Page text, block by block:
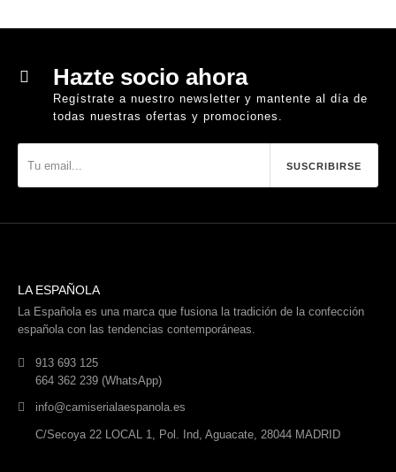
Hazte socio ahora
Regístrate a nuestro newsletter y mantente al día de
todas nuestras ofertas y promociones.
SUSCRIBIRSE
LA ESPAÑOLA
La Española es una marca que fusiona la tradición de la confección
española con las tendencias contemporáneas.
913 693 125
664 362 239 (WhatsApp)
info@camiserialaespanola.es
C/Secoya 22 LOCAL 1, Pol. Ind, Aguacate, 28044 MADRID